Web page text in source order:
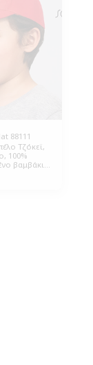
88111
Τζόκεϊ,
100%
βαμβάκι
Size